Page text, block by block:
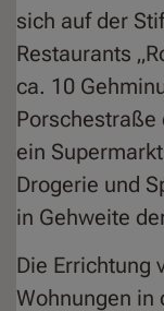
sich auf der
Restaurants
ca. 10
Porschestraße
ein
Drogerie und
in Gehweite
Die Errichtung
Wohnungen in